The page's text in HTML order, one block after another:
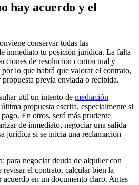
hay acuerdo y el
conservar todas las
inmediato tu posición jurídica. La falta
de resolución contractual y
lo que habrá que valorar el contrato,
previa enviada o recibida.
útil un intento de mediación
propuesta escrita, especialmente si
En otros, será más prudente
de inmediato, negociar una salida
jurídica si se inicia una reclamación
para negociar deuda de alquiler con
el contrato, calcular bien la
en un documento claro. Antes